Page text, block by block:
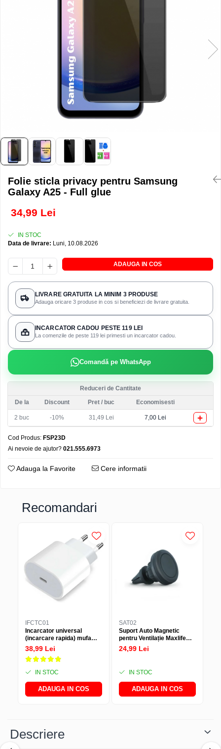
Folie sticla privacy pentru Samsung
Galaxy A25 - Full glue
34,99 Lei
IN STOC
Data de livrare: Luni, 10.08.2026
ADAUGA IN COS
LIVRARE GRATUITA LA MINIM 3 PRODUSE
Adauga oricare 3 produse in cos si beneficiezi de livrare gratuita.
INCARCATOR CADOU PESTE 119 LEI
La comenzile de peste 119 lei primesti un incarcator cadou.
Comandă pe WhatsApp
Reduceri de Cantitate
De la
Discount Pret / buc Economisesti
2 buc -10% 31,49 Lei 7,00 Lei +
Cod Produs: FSP23D
Ai nevoie de ajutor? 021.555.6973
Adauga la Favorite Cere informatii
Recomandari
IFCTC01
Incarcator universal
(incarcare rapida) mufa
Type-C 20W - Alb
38,99 Lei
IN STOC
ADAUGA IN COS
SAT02
Suport Auto Magnetic
pentru Ventilație Maxlife
MXCH-12 Negru
24,99 Lei
IN STOC
ADAUGA IN COS
Descriere